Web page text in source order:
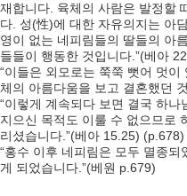
재합니다. 육체의 사람은 발정할
다. 성(性)에 대한 자유의지는 아
영이 없는 네피림들의 딸들의 아
들들이 행동한 것입니다.”(베아
“이들은 외모로는 쭉쭉 뻣어 멋
체의 아름다움을 보고 결혼했던
“이렇게 계속되다 보면 결국 하
지으신 목적도 이룰 수 없으므로
리셨습니다.”(베아 15.25) (p.678)
“홍수 이후 네피림은 모두 멸종
게 되었습니다.”(베원 p.679)